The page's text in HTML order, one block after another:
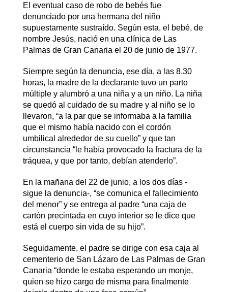
El eventual caso de robo de bebés fue
denunciado por una hermana del niño
supuestamente sustraído. Según esta, el bebé, de
nombre Jesús, nació en una clínica de Las
Palmas de Gran Canaria el 20 de junio de 1977.
Siempre según la denuncia, ese día, a las 8.30
horas, la madre de la declarante tuvo un parto
múltiple y alumbró a una niña y a un niño. La niña
se quedó al cuidado de su madre y al niño se lo
llevaron, “a la par que se informaba a la familia
que el mismo había nacido con el cordón
umbilical alrededor de su cuello” y que tan
circunstancia “le había provocado la fractura de la
tráquea, y que por tanto, debían atenderlo”.
En la mañana del 22 de junio, a los dos días -
sigue la denuncia-, “se comunica el fallecimiento
del menor” y se entrega al padre “una caja de
cartón precintada en cuyo interior se le dice que
está el cuerpo sin vida de su hijo”.
Seguidamente, el padre se dirige con esa caja al
cementerio de San Lázaro de Las Palmas de Gran
Canaria “donde le estaba esperando un monje,
quien se hizo cargo de misma para finalmente